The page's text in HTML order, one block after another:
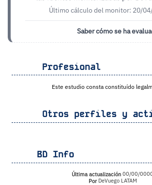
Último cálculo del monitor: 20/
Saber cómo se ha
Profesional
Este estudio consta constituído
Otros perfiles y
BD Info
Última actualización 00/00/
PorDeVuego LATAM